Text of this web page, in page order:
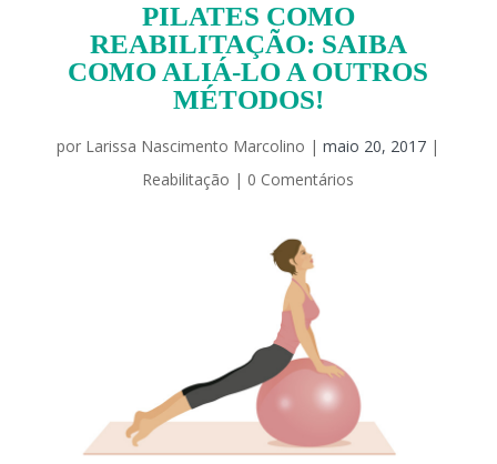
PILATES COMO
REABILITAÇÃO: SAIBA
COMO ALIÁ-LO A OUTROS
MÉTODOS!
por Larissa Nascimento Marcolino |maio 20, 2017 |
Reabilitação | 0 Comentários